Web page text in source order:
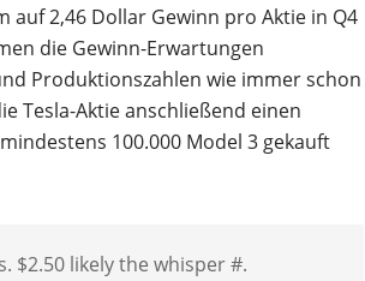
2,46 Dollar Gewinn pro Aktie in Q4
die Gewinn-Erwartungen
Produktionszahlen wie immer schon
Tesla-Aktie anschließend einen
100.000 Model 3 gekauft
$2.50 likely the whisper #.